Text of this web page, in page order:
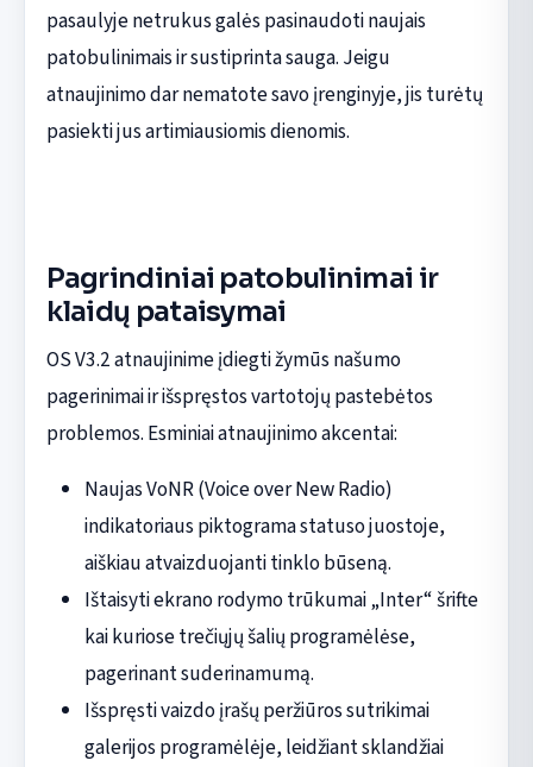
pasaulyje netrukus galės pasinaudoti naujais
patobulinimais ir sustiprinta sauga. Jeigu
atnaujinimo dar nematote savo įrenginyje, jis turėtų
pasiekti jus artimiausiomis dienomis.
Pagrindiniai patobulinimai ir
klaidų pataisymai
OS V3.2 atnaujinime įdiegti žymūs našumo
pagerinimai ir išspręstos vartotojų pastebėtos
problemos. Esminiai atnaujinimo akcentai:
Naujas VoNR (Voice over New Radio)
indikatoriaus piktograma statuso juostoje,
aiškiau atvaizduojanti tinklo būseną.
Ištaisyti ekrano rodymo trūkumai „Inter“ šrifte
kai kuriose trečiųjų šalių programėlėse,
pagerinant suderinamumą.
Išspręsti vaizdo įrašų peržiūros sutrikimai
galerijos programėlėje, leidžiant sklandžiai